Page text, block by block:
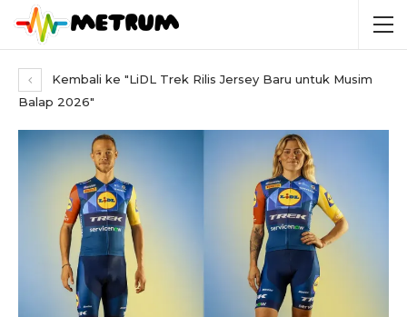
Kembali ke "LiDL Trek Rilis Jersey Baru untuk Musim
Balap 2026"